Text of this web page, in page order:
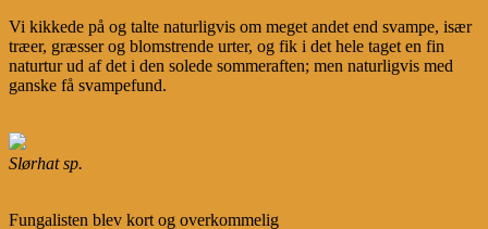
Vi kikkede på og talte naturligvis om meget andet end svampe, især
træer, græsser og blomstrende urter, og fik i det hele taget en fin
naturtur ud af det i den solede sommeraften; men naturligvis med
ganske få svampefund.
Slørhat sp.
Fungalisten blev kort og overkommelig